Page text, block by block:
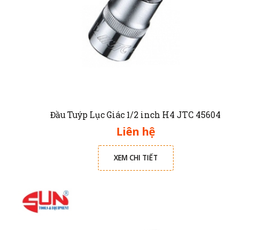
Đầu Tuýp Lục Giác 1/2 inch H4 JTC 45604
Liên hệ
XEM CHI TIẾT